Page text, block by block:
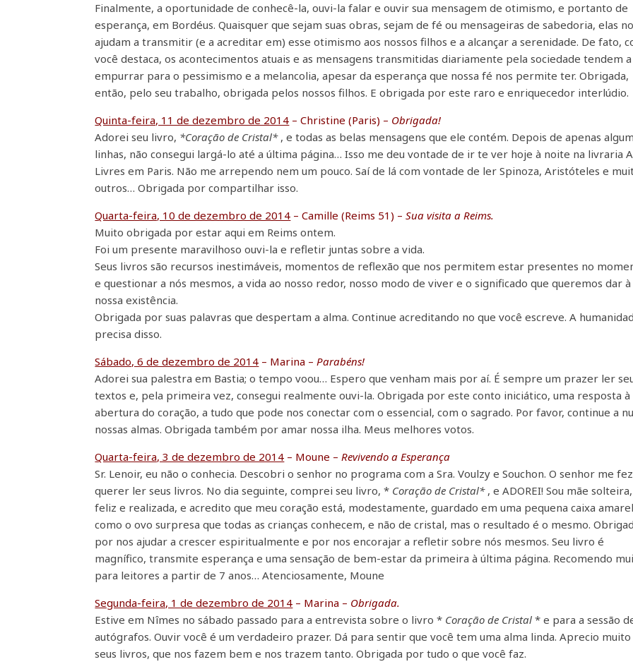
Finalmente, a oportunidade de conhecê-la, ouvi-la falar e ouvir sua mensagem de otimismo, e portanto de
esperança, em Bordéus. Quaisquer que sejam suas obras, sejam de fé ou mensageiras de sabedoria, elas
ajudam a transmitir (e a acreditar em) esse otimismo aos nossos filhos e a alcançar a serenidade. De fato,
você destaca, os acontecimentos atuais e as mensagens transmitidas diariamente pela sociedade tendem a
empurrar para o pessimismo e a melancolia, apesar da esperança que nossa fé nos permite ter. Obrigada,
então, pelo seu trabalho, obrigada pelos nossos filhos. E obrigada por este raro e enriquecedor interlúdio.
Quinta-feira, 11 de dezembro de 2014 – Christine (Paris) – Obrigada!
Adorei seu livro, *Coração de Cristal*, e todas as belas mensagens que ele contém. Depois de apenas
linhas, não consegui largá-lo até a última página… Isso me deu vontade de ir te ver hoje à noite na livraria
Livres em Paris. Não me arrependo nem um pouco. Saí de lá com vontade de ler Spinoza, Aristóteles e
outros… Obrigada por compartilhar isso.
Quarta-feira, 10 de dezembro de 2014 – Camille (Reims 51) –Sua visita a Reims.
Muito obrigada por estar aqui em Reims ontem.
Foi um presente maravilhoso ouvi-la e refletir juntas sobre a vida.
Seus livros são recursos inestimáveis, momentos de reflexão que nos permitem estar presentes no
e questionar a nós mesmos, a vida ao nosso redor, nosso modo de viver e o significado que queremos dar à
nossa existência.
Obrigada por suas palavras que despertam a alma. Continue acreditando no que você escreve. A
precisa disso.
Sábado, 6 de dezembro de 2014 – Marina –Parabéns!
Adorei sua palestra em Bastia; o tempo voou… Espero que venham mais por aí. É sempre um prazer ler
textos e, pela primeira vez, consegui realmente ouvi-la. Obrigada por este conto iniciático, uma resposta à
abertura do coração, a tudo que pode nos conectar com o essencial, com o sagrado. Por favor, continue a
nossas almas. Obrigada também por amar nossa ilha. Meus melhores votos.
Quarta-feira, 3 de dezembro de 2014 – Moune –Revivendo a Esperança
Sr. Lenoir, eu não o conhecia. Descobri o senhor no programa com a Sra. Voulzy e Souchon. O senhor me fez
querer ler seus livros. No dia seguinte, comprei seu livro, * Coração de Cristal*, e ADOREI! Sou mãe solteira,
feliz e realizada, e acredito que meu coração está, modestamente, guardado em uma pequena caixa
como o ovo surpresa que todas as crianças conhecem, e não de cristal, mas o resultado é o mesmo.
por nos ajudar a crescer espiritualmente e por nos encorajar a refletir sobre nós mesmos. Seu livro é
magnífico, transmite esperança e uma sensação de bem-estar da primeira à última página. Recomendo
para leitores a partir de 7 anos… Atenciosamente, Moune
Segunda-feira, 1 de dezembro de 2014 – Marina – Obrigada.
Estive em Nîmes no sábado passado para a entrevista sobre o livro * Coração de Cristal * e para a sessão
autógrafos. Ouvir você é um verdadeiro prazer. Dá para sentir que você tem uma alma linda. Aprecio muito
seus livros, que nos fazem bem e nos trazem tanto. Obrigada por tudo o que você faz.